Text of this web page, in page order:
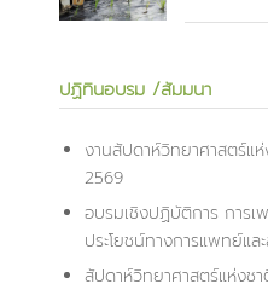
ปฏิทินอบรม /สัมมนา
งานสัปดาห์วิทยาศาสตร์แ
2569
อบรมเชิงปฏิบัติการ การเ
ประโยชน์ทางการแพทย์แล
สัปดาห์วิทยาศาสตร์แห่งช